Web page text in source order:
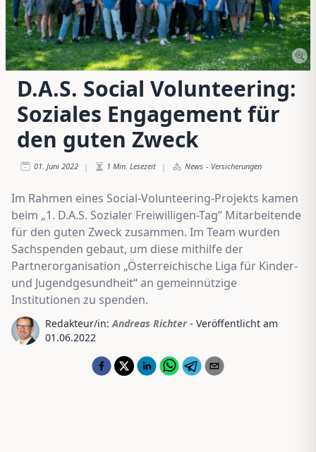
D.A.S. Social Volunteering:
Soziales Engagement für
den guten Zweck
01. Juni 2022 | 1 Min. Lesezeit | News - Versicherungen
Im Rahmen eines Social-Volunteering-Projekts kamen
beim „1. D.A.S. Sozialer Freiwilligen-Tag“ Mitarbeitende
für den guten Zweck zusammen. Im Team wurden
Sachspenden gebaut, um diese mithilfe der
Partnerorganisation „Österreichische Liga für Kinder-
und Jugendgesundheit“ an gemeinnützige
Institutionen zu spenden.
Redakteur/in: Andreas Richter - Veröffentlicht am
01.06.2022